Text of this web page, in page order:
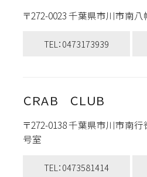
〒272-0023 千葉県市川市南
TEL：0473173939
ＣＲＡＢ ＣＬＵＢ
〒272-0138 千葉県市川市南行
号室
TEL：0473581414